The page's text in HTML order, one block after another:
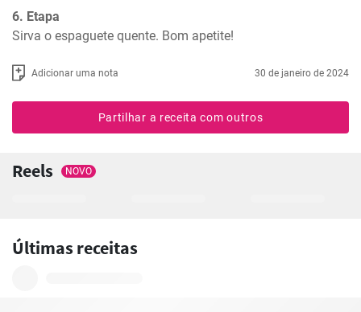
6. Etapa
Sirva o espaguete quente. Bom apetite!
Adicionar uma nota 30 de janeiro de 2024
Partilhar a receita com outros
Reels NOVO
Últimas receitas